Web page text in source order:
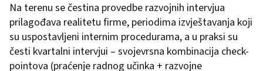
Na terenu se čestina provedbe razvojnih intervjua
prilagođava realitetu firme, periodima izvještavanja koji
su uspostavljeni internim procedurama, a u praksi su
česti kvartalni intervjui – svojevrsna kombinacija check-
pointova (praćenje radnog učinka + razvojne